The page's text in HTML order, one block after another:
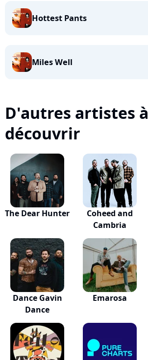
Hottest Pants
Miles Well
D'autres artistes à
découvrir
The Dear Hunter
Coheed and
Cambria
Dance Gavin
Dance
Emarosa